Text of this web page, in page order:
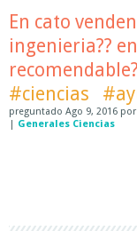
En cato
ingenieria??
#ciencias
preguntado Ago 9, 2016 por
| Generales Ciencias